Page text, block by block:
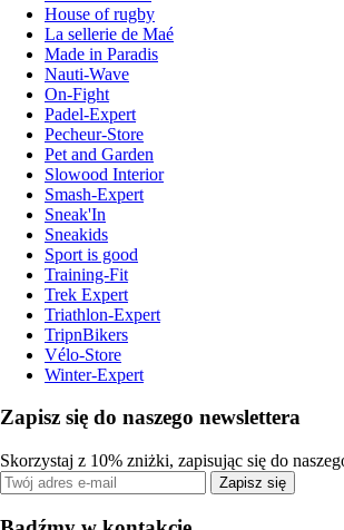
House of rugby
La sellerie de Maé
Made in Paradis
Nauti-Wave
On-Fight
Padel-Expert
Pecheur-Store
Pet and Garden
Slowood Interior
Smash-Expert
Sneak'In
Sneakids
Sport is good
Training-Fit
Trek Expert
Triathlon-Expert
TripnBikers
Vélo-Store
Winter-Expert
Zapisz się do naszego newslettera
Skorzystaj z 10% zniżki, zapisując się do
Zapisz się